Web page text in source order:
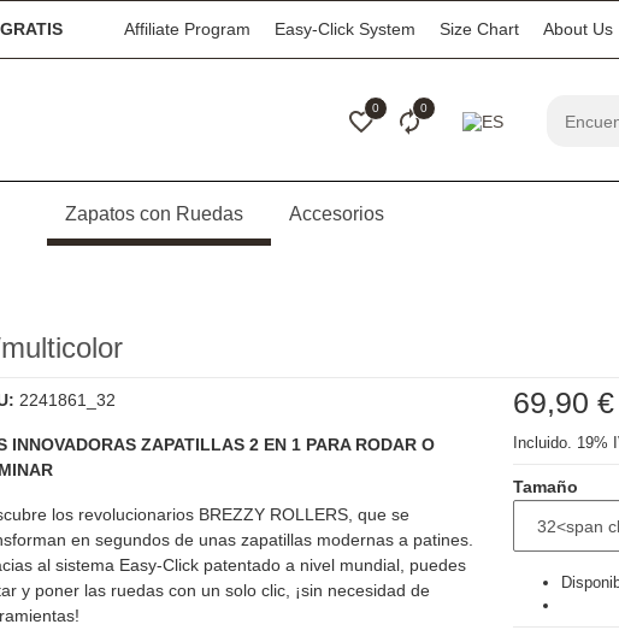
Affiliate Program Easy-Click System Size Chart About Us
0 0
Zapatos con Ruedas Accesorios
2241861_32
INNOVADORAS ZAPATILLAS 2 EN 1 PARA RODAR O
los revolucionarios BREZZY ROLLERS , que se
en segundos de unas zapatillas modernas a patines.
al sistema Easy-Click patentado a nivel mundial, puedes
y poner las ruedas con un solo clic, ¡sin necesidad de
69,90 €
Incluido. 19%
Tamaño